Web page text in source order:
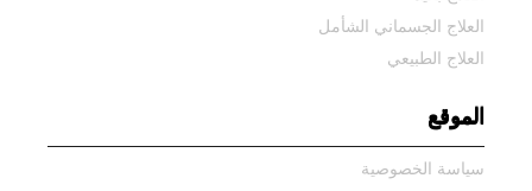
العلاج الجسماني الشأمل
العلاج الطبيعي
الموقع
سياسة الخصوصية